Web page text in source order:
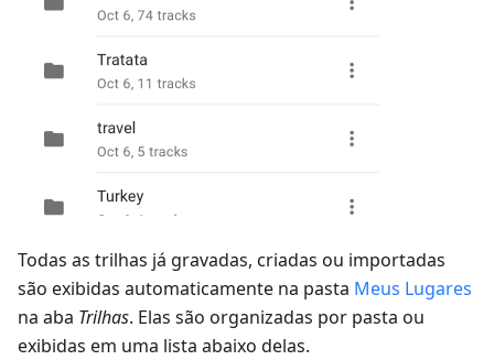
Todas as trilhas já gravadas, criadas ou importadas
são exibidas automaticamente na pasta Meus Lugares
na aba Trilhas. Elas são organizadas por pasta ou
exibidas em uma lista abaixo delas.